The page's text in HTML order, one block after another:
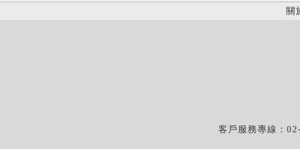
關
客戶服務專線：